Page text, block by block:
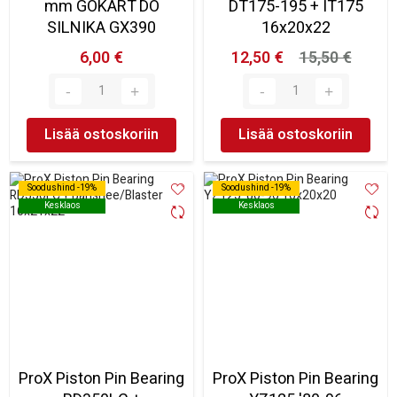
mm GOKART DO
SILNIKA GX390
6,00 €
Lisää ostoskoriin
DT175-195 + IT175
16x20x22
12,50 €
15,50 €
Lisää ostoskoriin
Soodushind -19%
Kesklaos
Soodushind -19%
Kesklaos
ProX Piston Pin Bearing
Soodushind -19%
Kesklaos
Soodushind -19%
Kesklaos
ProX Piston Pin Bearing